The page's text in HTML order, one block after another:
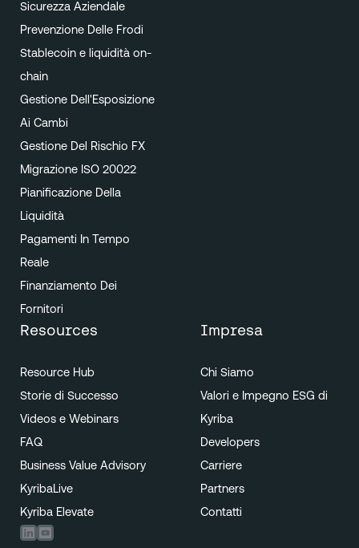
Sicurezza Aziendale
Prevenzione Delle Frodi
Stablecoin e liquidità on-
chain
Gestione Dell'Esposizione
Ai Cambi
Gestione Del Rischio FX
Migrazione ISO 20022
Pianificazione Della
Liquidità
Pagamenti In Tempo
Reale
Finanziamento Dei
Fornitori
Resources
Resource Hub
Storie di Successo
Videos e Webinars
FAQ
Business Value Advisory
KyribaLive
Kyriba Elevate
Impresa
Chi Siamo
Valori e Impegno ESG di
Kyriba
Developers
Carriere
Partners
Contatti
Linkedin
Youtube